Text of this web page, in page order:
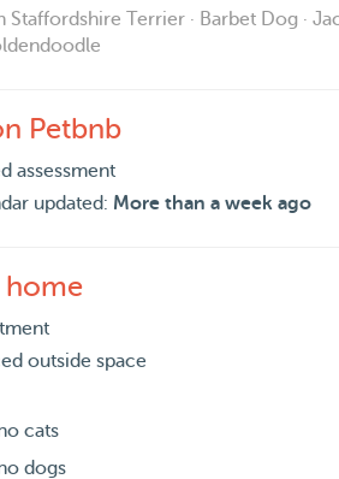
and playing with dogs
according to fixed schedules
medication
available during weekdays and
arrangement.
to Care For:
friendly dogs
moderately active dogs
Staffordshire Terrier · Barbet Dog ·
Petbnb
assessment
updated: More than a week ago
home
outside space
cats
dogs